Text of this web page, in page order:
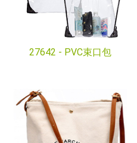
27642 - PVC束口包